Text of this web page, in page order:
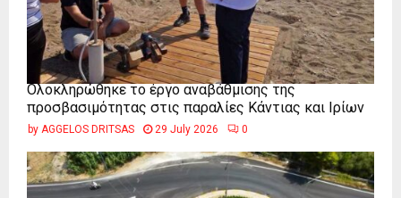
Ολοκληρώθηκε το έργο αναβάθμισης της
προσβασιμότητας στις παραλίες Κάντιας και Ιρίων
by AGGELOS DRITSAS 29 July 2026 0